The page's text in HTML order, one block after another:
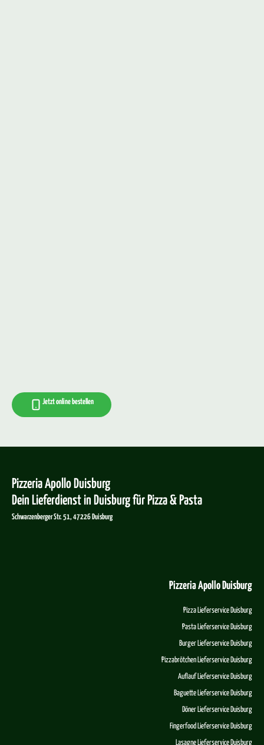
Jetzt online bestellen
Pizzeria Apollo Duisburg
Dein Lieferdienst in Duisburg für Pizza & Pasta
Schwarzenberger Str. 51, 47226 Duisburg
Pizzeria Apollo Duisburg
Pizza Lieferservice Duisburg
Pasta Lieferservice Duisburg
Burger Lieferservice Duisburg
Pizzabrötchen Lieferservice Duisburg
Auflauf Lieferservice Duisburg
Baguette Lieferservice Duisburg
Döner Lieferservice Duisburg
Fingerfood Lieferservice Duisburg
Lasagne Lieferservice Duisburg